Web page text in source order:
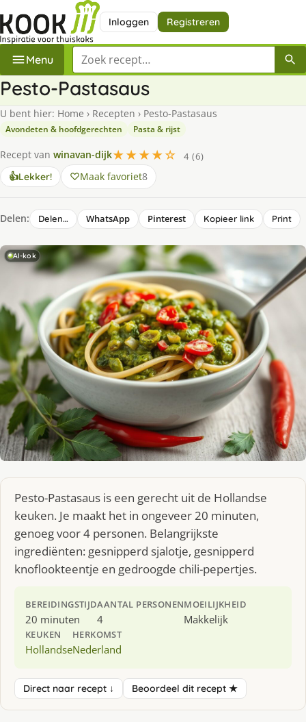
Inloggen Registreren
Menu Zoek een recept
Pesto-Pastasaus
U bent hier: Home › Recepten › Pesto-Pastasaus
Avondeten & hoofdgerechten Pasta & rijst
Recept van winavan-dijk★★★★☆
4 (6)
👍Lekker! Maak favoriet8
Delen: Delen… WhatsApp Pinterest Kopieer link Print
AI-kok
Pesto-Pastasaus is een gerecht uit de Hollandse
keuken. Je maakt het in ongeveer 20 minuten,
genoeg voor 4 personen. Belangrijkste
ingrediënten: gesnipperd sjalotje, gesnipperd
knoflookteentje en gedroogde chili-pepertjes.
BEREIDINGSTIJD
20 minuten
AANTAL PERSONEN
4
MOEILIJKHEID
Makkelijk
KEUKEN
Hollandse
HERKOMST
Nederland
Direct naar recept ↓ Beoordeel dit recept ★